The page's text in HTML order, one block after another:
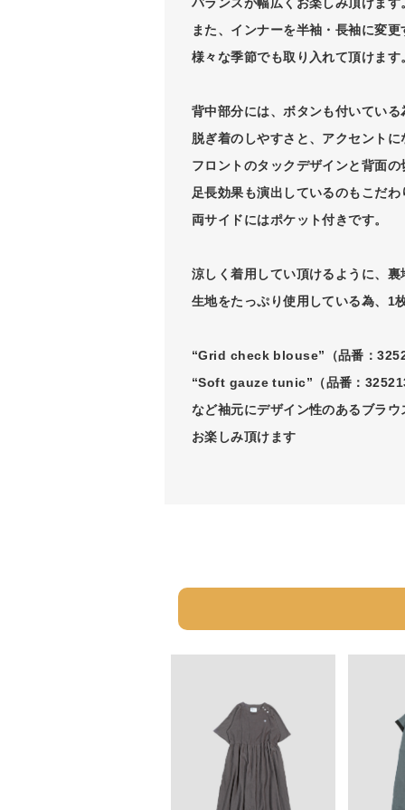
また、インナーを半袖・長袖に変
様々な季節でも取り入れて頂けます
背中部分には、ボタンも付いている
脱ぎ着のしやすさと、アクセント
フロントのタックデザインと背面の
足長効果も演出しているのもこだ
両サイドにはポケット付きです。
涼しく着用してい頂けるように、
生地をたっぷり使用している為、1
“Grid check blouse”（品番：
“Soft gauze tunic”（品番：
など袖元にデザイン性のあるブラウ
お楽しみ頂けます